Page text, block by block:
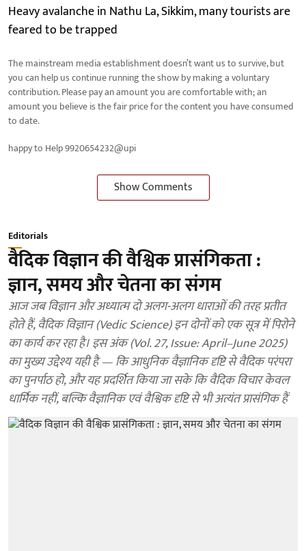
Heavy avalanche in Nathu La, Sikkim, many tourists are
feared to be trapped
The mainstream media establishment doesn’t want us to survive, but
you can help us continue running the show by making a voluntary
contribution. Please pay an amount you are comfortable with; an
amount you believe is the fair price for the content you have consumed
to date.
happy to Help 9920654232@upi
Show Comments
Editorials
वैदिक विज्ञान की वैश्विक प्रासंगिकता :
ज्ञान, समय और चेतना का संगम
आज जब विज्ञान और अध्यात्म दो अलग-अलग धाराओं की तरह प्रतीत
होते हैं, वैदिक विज्ञान (Vedic Science) इन दोनों को एक सूत्र में पिरोने
का कार्य कर रहा है। इस अंक (Vol. 27, Issue: April–June 2025)
का मुख्य उद्देश्य यही है — कि आधुनिक वैज्ञानिक दृष्टि से वैदिक परंपरा
का पुनर्पाठ हो, और यह प्रदर्शित किया जा सके कि वैदिक विचार केवल
धार्मिक नहीं, बल्कि वैज्ञानिक एवं वैश्विक दृष्टि से भी अत्यंत प्रासंगिक हैं